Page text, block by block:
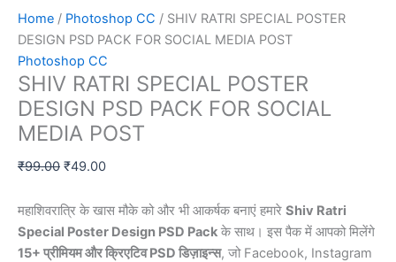
Home / Photoshop CC / SHIV RATRI SPECIAL POSTER
DESIGN PSD PACK FOR SOCIAL MEDIA POST
Photoshop CC
SHIV RATRI SPECIAL POSTER
DESIGN PSD PACK FOR SOCIAL
MEDIA POST
₹99.00 Original
was:
₹99.00.
₹49.00Current
is:
₹49.00.
महाशिवरात्रि के खास मौके को और भी आकर्षक बनाएं हमारे Shiv Ratri
Special Poster Design PSD Pack के साथ। इस पैक में आपको मिलेंगे
15+ प्रीमियम और क्रिएटिव PSD डिज़ाइन्स, जो Facebook, Instagram